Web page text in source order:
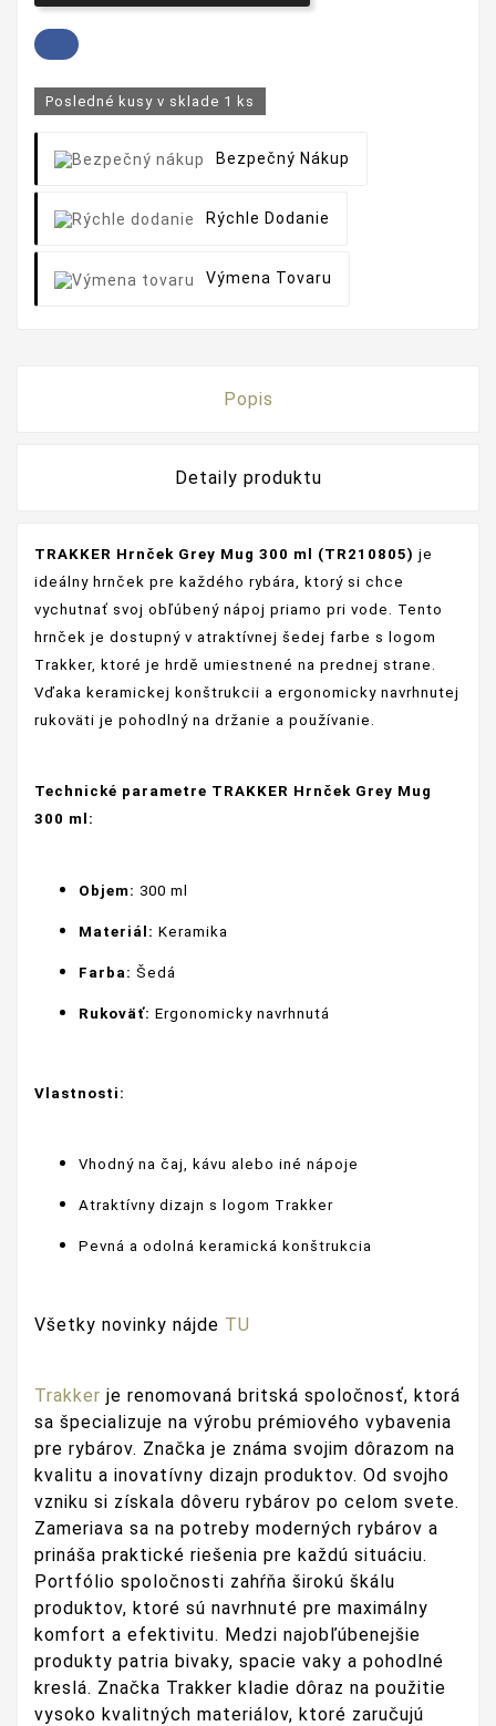
Posledné kusy v sklade 1 ks
Bezpečný Nákup
Rýchle Dodanie
Výmena Tovaru
Popis
Detaily produktu
TRAKKER Hrnček Grey Mug 300 ml (TR210805) je
ideálny hrnček pre každého rybára, ktorý si chce
vychutnať svoj obľúbený nápoj priamo pri vode. Tento
hrnček je dostupný v atraktívnej šedej farbe s logom
Trakker, ktoré je hrdě umiestnené na prednej strane.
Vďaka keramickej konštrukcii a ergonomicky navrhnutej
rukoväti je pohodlný na držanie a používanie.
Technické parametre TRAKKER Hrnček Grey Mug
300 ml:
Objem: 300 ml
Materiál: Keramika
Farba: Šedá
Rukoväť: Ergonomicky navrhnutá
Vlastnosti:
Vhodný na čaj, kávu alebo iné nápoje
Atraktívny dizajn s logom Trakker
Pevná a odolná keramická konštrukcia
Všetky novinky nájde TU
Trakker je renomovaná britská spoločnosť, ktorá
sa špecializuje na výrobu prémiového vybavenia
pre rybárov. Značka je známa svojim dôrazom na
kvalitu a inovatívny dizajn produktov. Od svojho
vzniku si získala dôveru rybárov po celom svete.
Zameriava sa na potreby moderných rybárov a
prináša praktické riešenia pre každú situáciu.
Portfólio spoločnosti zahŕňa širokú škálu
produktov, ktoré sú navrhnuté pre maximálny
komfort a efektivitu. Medzi najobľúbenejšie
produkty patria bivaky, spacie vaky a pohodlné
kreslá. Značka Trakker kladie dôraz na použitie
vysoko kvalitných materiálov, ktoré zaručujú